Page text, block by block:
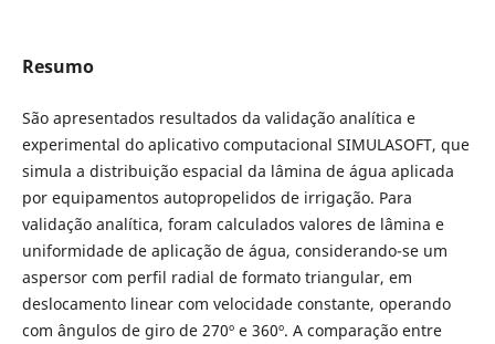
Resumo
São apresentados resultados da validação analítica e
experimental do aplicativo computacional SIMULASOFT, que
simula a distribuição espacial da lâmina de água aplicada
por equipamentos autopropelidos de irrigação. Para
validação analítica, foram calculados valores de lâmina e
uniformidade de aplicação de água, considerando-se um
aspersor com perfil radial de formato triangular, em
deslocamento linear com velocidade constante, operando
com ângulos de giro de 270º e 360º. A comparação entre